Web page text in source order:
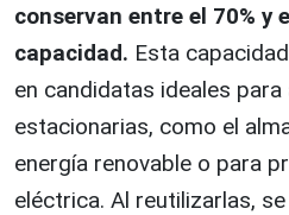
conservan entre el 70% y
capacidad. Esta
en candidatas ideales
estacionarias, como el
energía renovable o para
eléctrica. Al reutilizarlas,